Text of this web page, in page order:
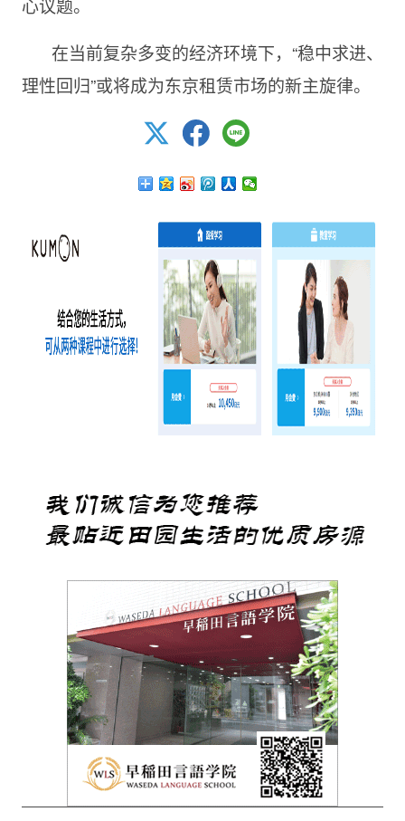
心议题。
在当前复杂多变的经济环境下，“稳中求进、
理性回归”或将成为东京租赁市场的新主旋律。